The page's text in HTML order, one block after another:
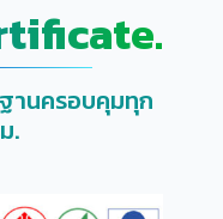
านครอบคุมทุก
.